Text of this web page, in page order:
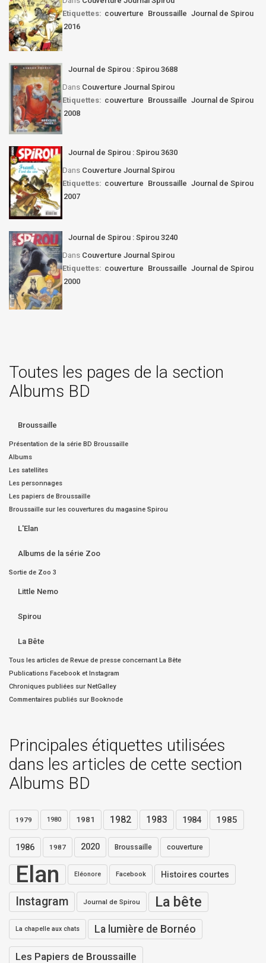
Etiquettes: couverture Broussaille Journal de Spirou
2016
Journal de Spirou : Spirou 3688
Dans Couverture Journal Spirou
Etiquettes: couverture Broussaille Journal de Spirou
2008
Journal de Spirou : Spirou 3630
Dans Couverture Journal Spirou
Etiquettes: couverture Broussaille Journal de Spirou
2007
Journal de Spirou : Spirou 3240
Dans Couverture Journal Spirou
Etiquettes: couverture Broussaille Journal de Spirou
2000
Toutes les pages de la section
Albums BD
Broussaille
Présentation de la série BD Broussaille
Albums
Les satellites
Les personnages
Les papiers de Broussaille
Broussaille sur les couvertures du magasine Spirou
L'Elan
Albums de la série Zoo
Sortie de Zoo 3
Little Nemo
Spirou
La Bête
Tous les articles de Revue de presse concernant La Bête
Publications Facebook et Instagram
Chroniques publiées sur NetGalley
Commentaires publiés sur Booknode
Principales étiquettes utilisées
dans les articles de cette section
Albums BD
1979 1980 1981 1982 1983 1984 1985
1986 1987 2020 Broussaille couverture
Elan Eléonore Facebook Histoires courtes
Instagram Journal de Spirou La bête
La chapelle aux chats La lumière de Bornéo
Les Papiers de Broussaille